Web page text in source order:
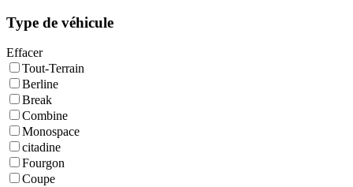
Type de véhicule
Effacer
Tout-Terrain
Berline
Break
Combine
Monospace
citadine
Fourgon
Coupe